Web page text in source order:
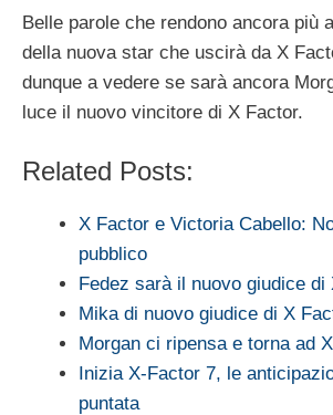
Belle parole che rendono ancora più
della nuova star che uscirà da X
dunque a vedere se sarà ancora
luce il nuovo vincitore di X Factor.
Related Posts:
X Factor e Victoria Cabello:
pubblico
Fedez sarà il nuovo giudice di
Mika di nuovo giudice di X
Morgan ci ripensa e torna ad
Inizia X-Factor 7, le
puntata